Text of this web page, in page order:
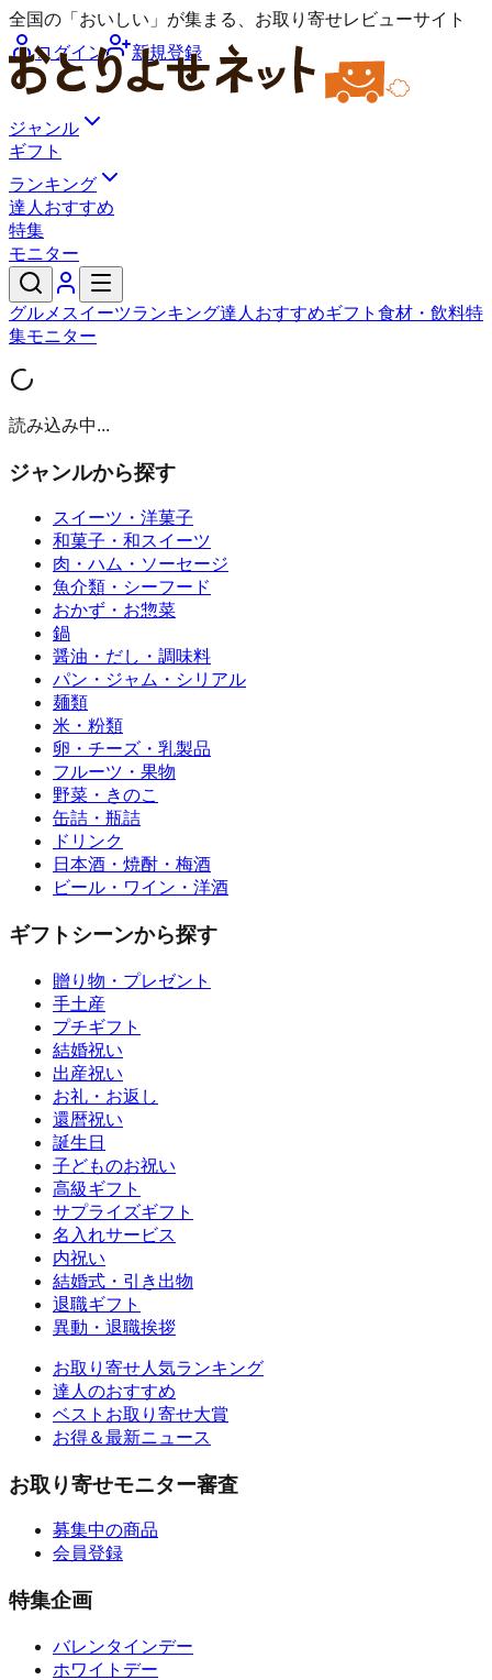
全国の「おいしい」が集まる、お取り寄せレビューサイト
ログイン
新規登録
ジャンル
ギフト
ランキング
達人おすすめ
特集
モニター
グルメ スイーツランキング達人おすすめギフト 食材・飲料特
集モニター
読み込み中...
ジャンルから探す
スイーツ・洋菓子
和菓子・和スイーツ
肉・ハム・ソーセージ
魚介類・シーフード
おかず・お惣菜
鍋
醤油・だし・調味料
パン・ジャム・シリアル
麺類
米・粉類
卵・チーズ・乳製品
フルーツ・果物
野菜・きのこ
缶詰・瓶詰
ドリンク
日本酒・焼酎・梅酒
ビール・ワイン・洋酒
ギフトシーンから探す
贈り物・プレゼント
手土産
プチギフト
結婚祝い
出産祝い
お礼・お返し
還暦祝い
誕生日
子どものお祝い
高級ギフト
サプライズギフト
名入れサービス
内祝い
結婚式・引き出物
退職ギフト
異動・退職挨拶
お取り寄せ人気ランキング
達人のおすすめ
ベストお取り寄せ大賞
お得＆最新ニュース
お取り寄せモニター審査
募集中の商品
会員登録
特集企画
バレンタインデー
ホワイトデー